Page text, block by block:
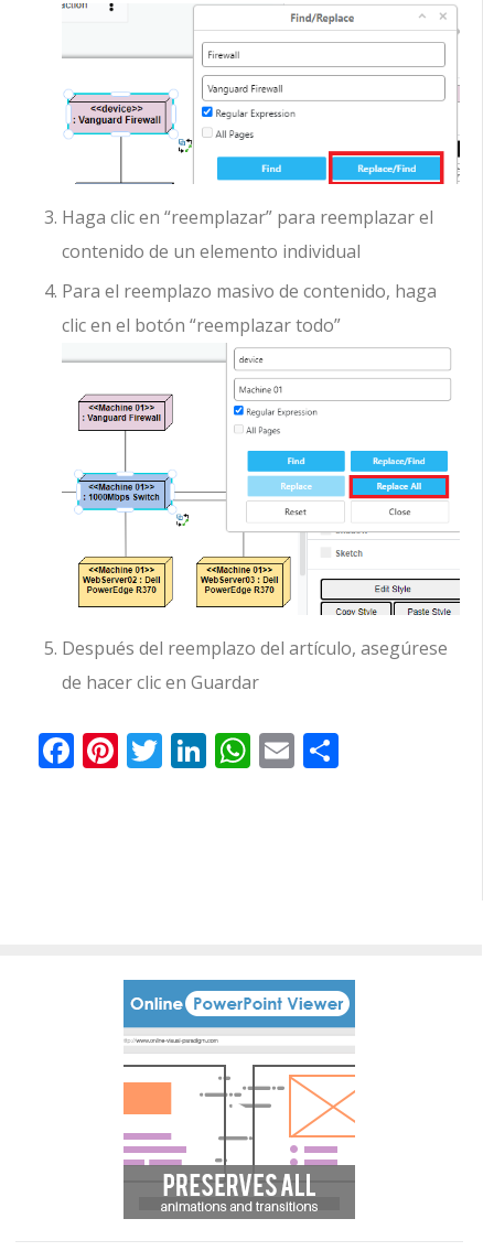
Haga clic en “reemplazar” para reemplazar el
contenido de un elemento individual
Para el reemplazo masivo de contenido, haga
clic en el botón “reemplazar todo”
Después del reemplazo del artículo, asegúrese
de hacer clic en Guardar
Facebook
Pinterest
Twitter
LinkedIn
WhatsApp
Email